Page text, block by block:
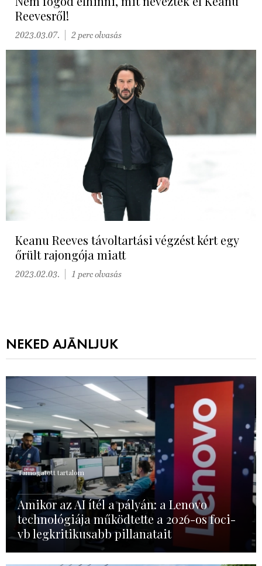
Reevesről!
2023.03.07. 2 perc olvasás
Keanu Reeves távoltartási végzést kért egy
őrült rajongója miatt
2023.02.03. 1 perc olvasás
NEKED AJÁNLJUK
Támogatott tartalom
Amikor az AI ítél a pályán: a Lenovo
technológiája működtette a 2026-os foci-
vb legkritikusabb pillanatait